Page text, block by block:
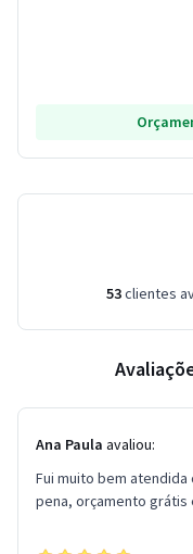
53clientes
Ana Paula avaliou:
Fui muito bem atendida
pena, orçamento grátis